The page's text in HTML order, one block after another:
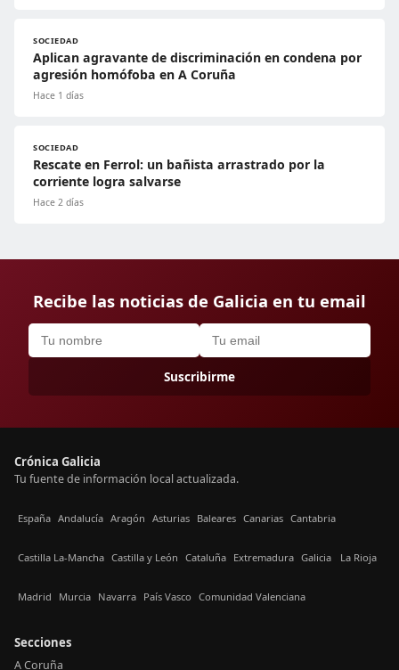
SOCIEDAD
Aplican agravante de discriminación en condena por
agresión homófoba en A Coruña
Hace 1 días
SOCIEDAD
Rescate en Ferrol: un bañista arrastrado por la
corriente logra salvarse
Hace 2 días
Recibe las noticias de Galicia en tu email
Suscribirme
Crónica Galicia
Tu fuente de información local actualizada.
España Andalucía Aragón Asturias Baleares Canarias Cantabria
Castilla La-Mancha Castilla y León Cataluña Extremadura Galicia La Rioja
Madrid Murcia Navarra País Vasco Comunidad Valenciana
Secciones
A Coruña